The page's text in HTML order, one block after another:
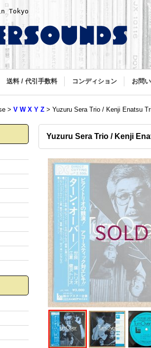
Tokyo
送料 / 代引手数料 コンディション お問
> V W X Y Z > Yuzuru Sera Trio / Kenji Enatsu
Yuzuru Sera Trio / Kenji